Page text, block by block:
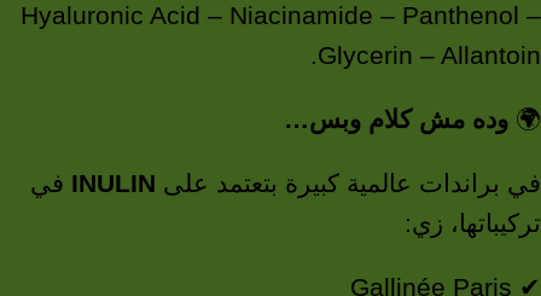
Hyaluronic Acid – Niacinamide – Panthenol –
Glycerin – Allantoin.
🌍 وده مش كلام وبس…
في براندات عالمية كبيرة بتعتمد على INULIN في
تركيباتها، زي:
✔ Gallinée Paris